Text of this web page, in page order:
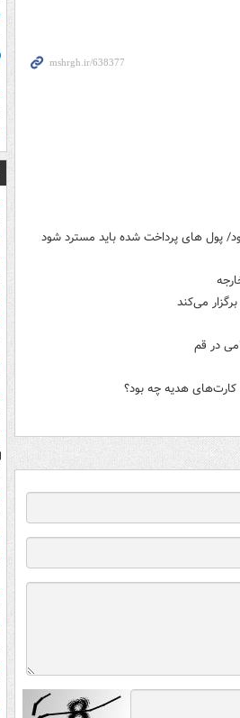
پول های پرداخت شده باید مسترد شود
می‌کند
در قم
کارت‌‌های هدیه چه بود؟